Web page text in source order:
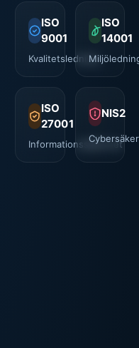
ISO
9001
Kvalitetsledning
ISO
14001
ISO
27001
Informationssäkerhet
NIS2